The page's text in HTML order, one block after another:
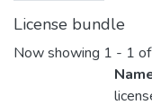
License bundle
Now showing 1 - 1